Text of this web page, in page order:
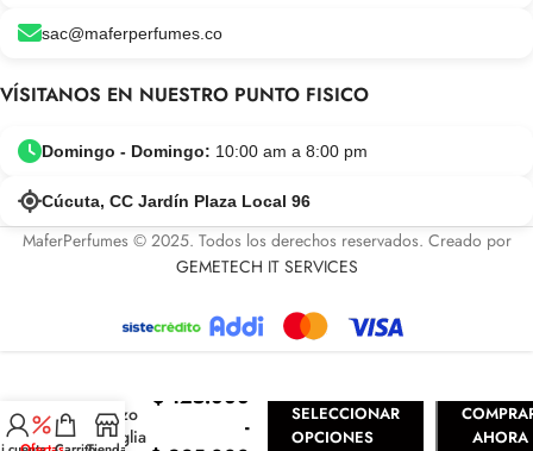
sac@maferperfumes.co
VÍSITANOS EN NUESTRO PUNTO FISICO
Domingo - Domingo: 10:00 am a 8:00 pm
Cúcuta, CC Jardín Plaza Local 96
MaferPerfumes © 2025. Todos los derechos reservados. Creado por
GEMETECH IT SERVICES
Lorenzo
Pazzaglia
$ 125.000
-
SELECCIONAR
OPCIONES
AHORA